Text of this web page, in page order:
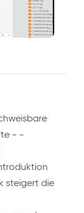
- -
steigert die